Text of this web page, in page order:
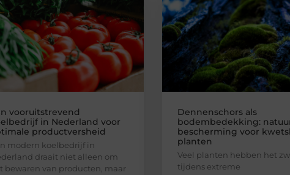
vooruitstrevend
in Nederland voor
productversheid
modern koelbedrijf in
draait niet alleen om
bewaren van producten, maar
Dennenschors als
bodembedekking:
bescherming voor
planten
Veel planten hebben het
tijdens extreme